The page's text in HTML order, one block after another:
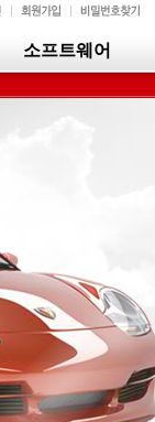
소프트웨어